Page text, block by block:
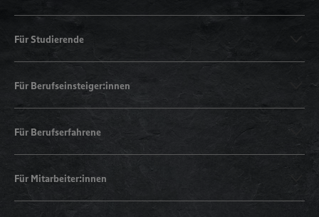
Für Studierende
Für Berufseinsteiger:innen
Für Berufserfahrene
Für Mitarbeiter:innen